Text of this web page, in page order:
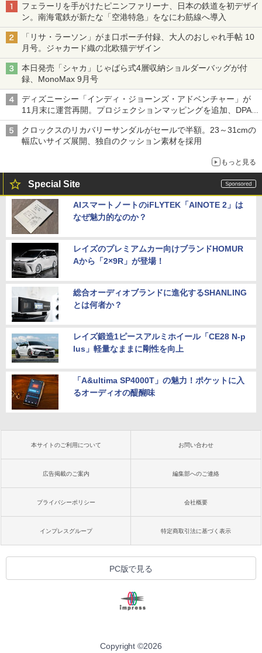
フェラーリを手がけたピニンファリーナ、日本の鉄道を初デザイ
ン。南海電鉄が新たな「空港特急」をなにわ筋線へ導入
「リサ・ラーソン」がま口ポーチ付録、大人のおしゃれ手帖 10
月号。ジャカード織の北欧猫デザイン
本日発売「シャカ」じゃばら式4層収納ショルダーバッグが付
録、MonoMax 9月号
ディズニーシー「インディ・ジョーンズ・アドベンチャー」が
11月末に運営再開。プロジェクションマッピングを追加、DPA
は1500円
クロックスのリカバリーサンダルがセールで半額。23～31cmの
幅広いサイズ展開、独自のクッション素材を採用
もっと見る
Special Site
AIスマートノートのiFLYTEK「AINOTE 2」は
なぜ魅力的なのか？
レイズのプレミアムカー向けブランドHOMUR
Aから「2×9R」が登場！
総合オーディオブランドに進化するSHANLING
とは何者か？
レイズ鍛造1ピースアルミホイール「CE28 N-p
lus」軽量なままに剛性を向上
「A&ultima SP4000T」の魅力！ポケットに入
るオーディオの醍醐味
本サイトのご利用について お問い合わせ
広告掲載のご案内 編集部へのご連絡
プライバシーポリシー 会社概要
インプレスグループ 特定商取引法に基づく表示
PC版で見る
Copyright ©2026